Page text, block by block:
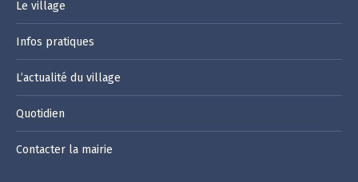
Le village
Infos pratiques
L’actualité du village
Quotidien
Contacter la mairie